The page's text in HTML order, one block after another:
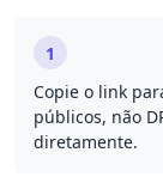
1
Copie o link
públicos, não
diretamente.